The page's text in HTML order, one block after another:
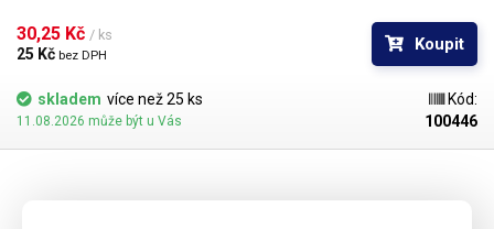
povrchu a přesné dodržení vnitřních průměrů jehly a proto je povrch
kapiláry elektrolyticky leštěn.
30,25 Kč / ks
25 Kč bez DPH
Koupit
skladem více než 25 ks
11.08.2026 může být u Vás
Kód:
100446